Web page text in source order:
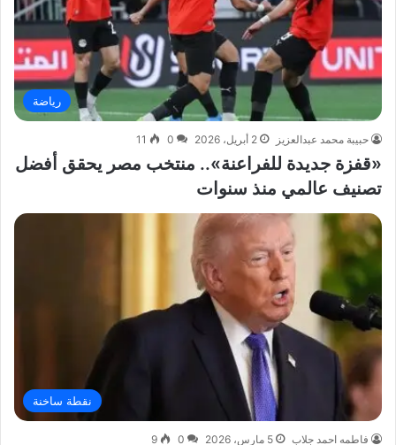
رياضة
حبيبة محمد عبدالعزيز 2 أبريل، 2026 0
11
«قفزة جديدة للفراعنة».. منتخب مصر يحقق أفضل
تصنيف عالمي منذ سنوات
نقطة ساخنة
فاطمه احمد جلاب 5 مارس، 2026 0
9